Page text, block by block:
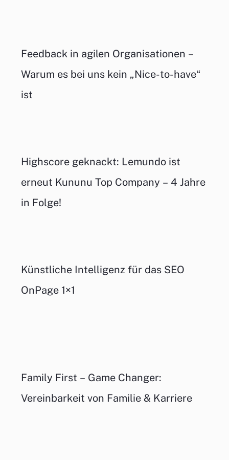
Feedback in agilen Organisationen –
Warum es bei uns kein „Nice-to-have“
ist
Highscore geknackt: Lemundo ist
erneut Kununu Top Company – 4 Jahre
in Folge!
Künstliche Intelligenz für das SEO
OnPage 1×1
Family First – Game Changer:
Vereinbarkeit von Familie & Karriere